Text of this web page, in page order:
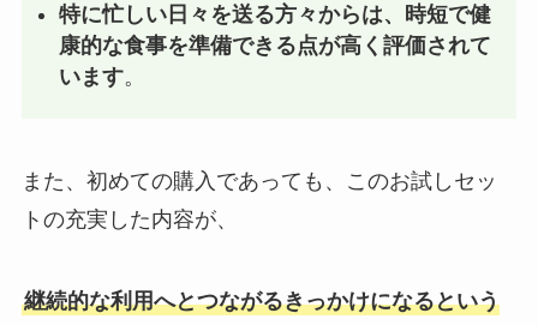
特に忙しい日々を送る方々からは、時短で健
康的な食事を準備できる点が高く評価されて
います。
また、初めての購入であっても、このお試しセッ
トの充実した内容が、
継続的な利用へとつながるきっかけになるという